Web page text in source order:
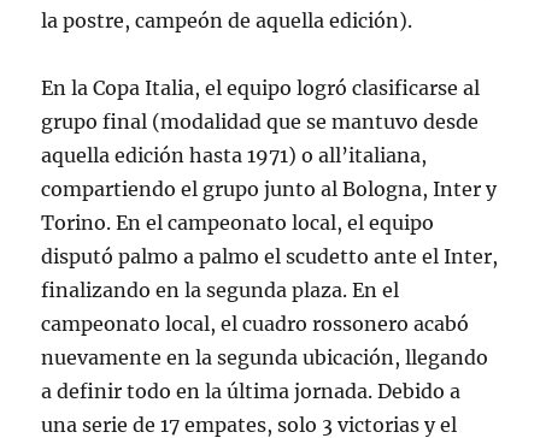
la postre, campeón de aquella edición).
En la Copa Italia, el equipo logró clasificarse al
grupo final (modalidad que se mantuvo desde
aquella edición hasta 1971) o all’italiana,
compartiendo el grupo junto al Bologna, Inter y
Torino. En el campeonato local, el equipo
disputó palmo a palmo el scudetto ante el Inter,
finalizando en la segunda plaza. En el
campeonato local, el cuadro rossonero acabó
nuevamente en la segunda ubicación, llegando
a definir todo en la última jornada. Debido a
una serie de 17 empates, solo 3 victorias y el